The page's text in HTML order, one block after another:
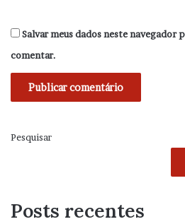
Salvar meus dados neste navegador
comentar.
Pesquisar
Posts recentes